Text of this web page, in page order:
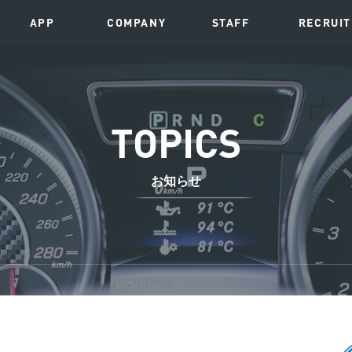
APP COMPANY STAFF RECRUIT
TOPICS
お知らせ